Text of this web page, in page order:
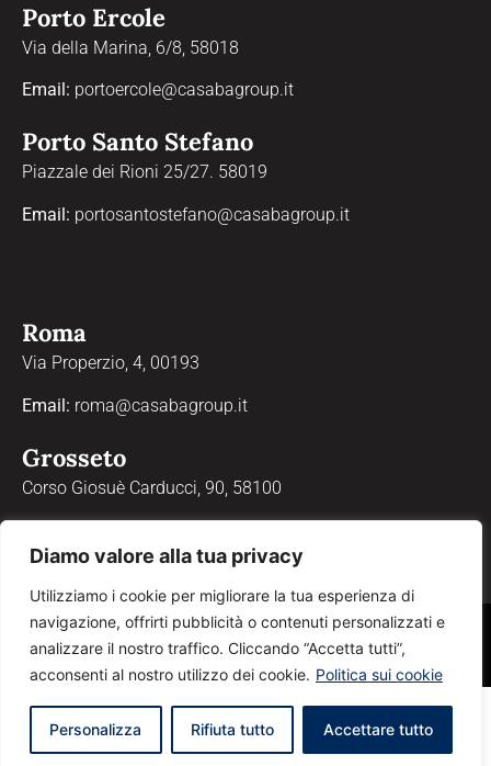
Diamo valore alla tua privacy
Utilizziamo i cookie per migliorare la tua esperienza di
navigazione, offrirti pubblicità o contenuti personalizzati e
analizzare il nostro traffico. Cliccando “Accetta tutti”,
acconsenti al nostro utilizzo dei cookie. Politica sui cookie
Personalizza Rifiuta tutto Accettare tutto
Porto Ercole
Via della Marina, 6/8, 58018
Email: portoercole@casabagroup.it
Porto Santo Stefano
Piazzale dei Rioni 25/27. 58019
Email: portosantostefano@casabagroup.it
Roma
Via Properzio, 4, 00193
Email: roma@casabagroup.it
Grosseto
Corso Giosuè Carducci, 90, 58100
® Sabatini & Sabatini Real Estate S.r.l. – Via della Marina 6/8, Porto Ercole,
58018 – P.IVA 01055910531 –Privacy Policy–Cookie Policy